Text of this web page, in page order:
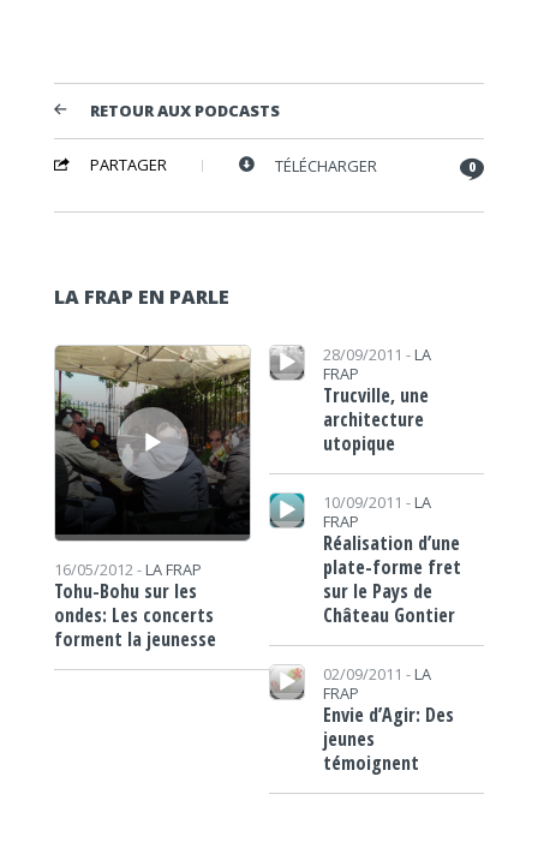
RETOUR AUX PODCASTS
PARTAGER TÉLÉCHARGER 0
LA FRAP EN PARLE
Lecteur audio
16/05/2012 - LA FRAP
Tohu-Bohu sur les
ondes: Les concerts
forment la jeunesse
Lecteur audio 28/09/2011 - LA
FRAP
Trucville, une
architecture
utopique
Lecteur audio
10/09/2011 - LA
FRAP
Réalisation d’une
plate-forme fret
sur le Pays de
Château Gontier
Lecteur audio
02/09/2011 - LA
FRAP
Envie d’Agir: Des
jeunes
témoignent